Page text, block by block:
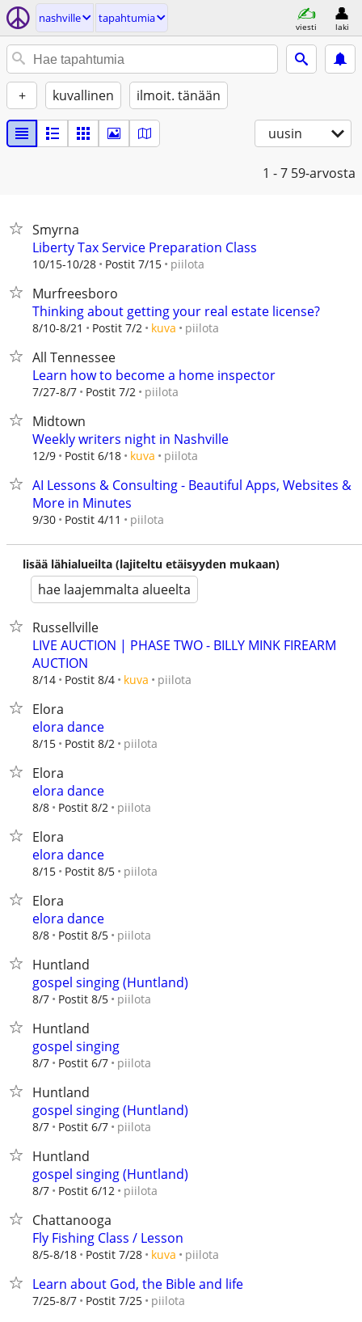
nashville tapahtumia
viesti laki
+ kuvallinen ilmoit. tänään
uusin
1 - 7 59-arvosta
Smyrna
Liberty Tax Service Preparation Class
10/15-10/28 Postit 7/15 piilota
Murfreesboro
Thinking about getting your real estate license?
8/10-8/21 Postit 7/2 kuva piilota
All Tennessee
Learn how to become a home inspector
7/27-8/7 Postit 7/2 piilota
Midtown
Weekly writers night in Nashville
12/9 Postit 6/18 kuva piilota
AI Lessons & Consulting - Beautiful Apps, Websites &
More in Minutes
9/30 Postit 4/11 piilota
lisää lähialueilta (lajiteltu etäisyyden mukaan)
hae laajemmalta alueelta
Russellville
LIVE AUCTION | PHASE TWO - BILLY MINK FIREARM
AUCTION
8/14 Postit 8/4 kuva piilota
Elora
elora dance
8/15 Postit 8/2 piilota
Elora
elora dance
8/8 Postit 8/2 piilota
Elora
elora dance
8/15 Postit 8/5 piilota
Elora
elora dance
8/8 Postit 8/5 piilota
Huntland
gospel singing (Huntland)
8/7 Postit 8/5 piilota
Huntland
gospel singing
8/7 Postit 6/7 piilota
Huntland
gospel singing (Huntland)
8/7 Postit 6/7 piilota
Huntland
gospel singing (Huntland)
8/7 Postit 6/12 piilota
Chattanooga
Fly Fishing Class / Lesson
8/5-8/18 Postit 7/28 kuva piilota
Learn about God, the Bible and life
7/25-8/7 Postit 7/25 piilota